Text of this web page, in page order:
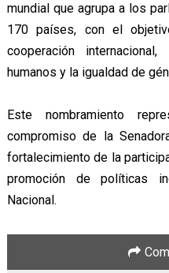
mundial que agrupa a los
170 países, con el
cooperación
humanos y la igualdad de
Este nombramiento
compromiso de la
fortalecimiento de la
promoción de políticas
Nacional.